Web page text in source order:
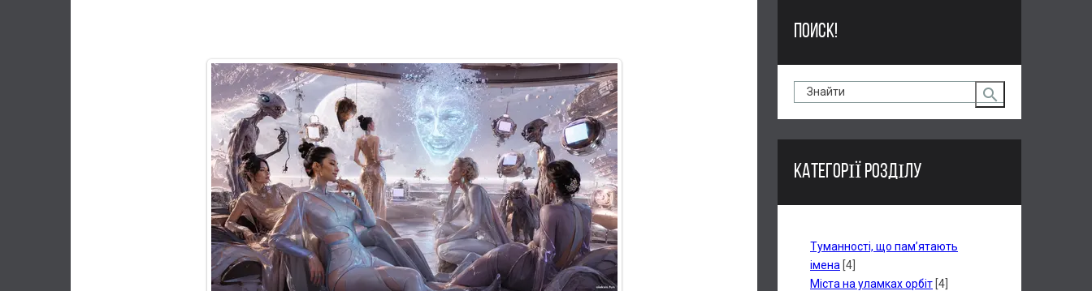
ПОИСК!
КАТЕГОРІЇ РОЗДІЛУ
Туманності, що пам’ятають
імена [4]
Міста на уламках орбіт [4]